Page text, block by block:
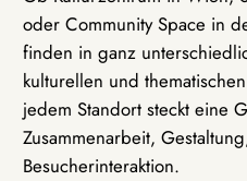
oder Community Space in
finden in ganz
kulturellen und
jedem Standort steckt eine
Zusammenarbeit,
Besucherinteraktion.